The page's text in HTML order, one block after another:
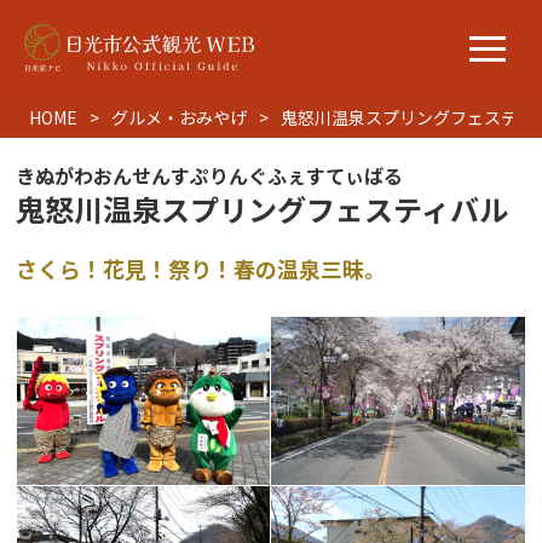
HOME グルメ・おみやげ 鬼怒川温泉スプリングフェスティ
きぬがわおんせんすぷりんぐふぇすてぃばる
鬼怒川温泉スプリングフェスティバル
さくら！花見！祭り！春の温泉三昧。